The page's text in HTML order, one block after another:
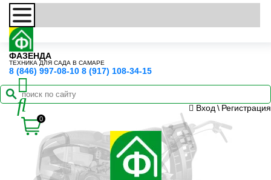
ФАЗЕНДА
ТЕХНИКА ДЛЯ САДА В САМАРЕ
8 (846) 997-08-10 8 (917) 108-34-15
0
Вход \ Регистрация